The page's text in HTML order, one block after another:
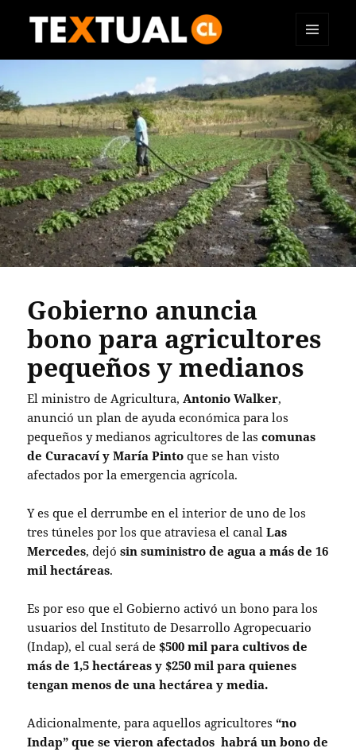
Y
WIDGETS
Gobierno anuncia
bono para agricultores
pequeños y medianos
El ministro de Agricultura,Antonio Walker,
anunció un plan de ayuda económica para los
pequeños y medianos agricultores de las comunas
de Curacaví y María Pinto que se han visto
afectados por la emergencia agrícola.
Y es que el derrumbe en el interior de uno de los
tres túneles por los que atraviesa el canal Las
Mercedes, dejó sin suministro de agua a más de 16
mil hectáreas.
Es por eso que el Gobierno activó un bono para los
usuarios del Instituto de Desarrollo Agropecuario
(Indap), el cual será de$500 mil para cultivos de
más de 1,5 hectáreas y $250 mil para quienes
tengan menos de una hectárea y media.
Adicionalmente, para aquellos agricultores“no
Indap” que se vieron afectados habrá un bono de